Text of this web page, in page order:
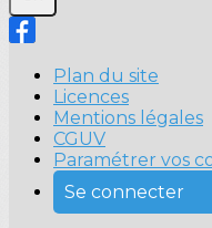
Plan du site
Licences
Mentions légales
CGUV
Paramétrer vos
Se connecter